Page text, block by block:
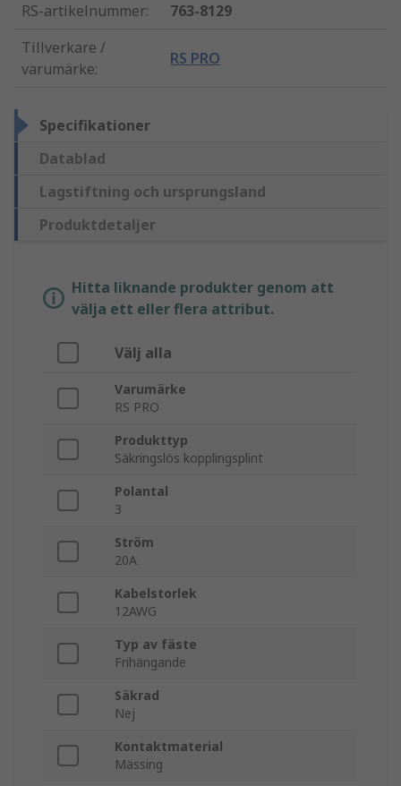
RS-artikelnummer:
763-8129
Tillverkare /
varumärke:
RS PRO
Specifikationer
Datablad
Lagstiftning och ursprungsland
Produktdetaljer
Hitta liknande produkter genom att
välja ett eller flera attribut.
Välj alla
Varumärke
RS PRO
Produkttyp
Säkringslös kopplingsplint
Polantal
3
Ström
20A
Kabelstorlek
12AWG
Typ av fäste
Frihängande
Säkrad
Nej
Kontaktmaterial
Mässing